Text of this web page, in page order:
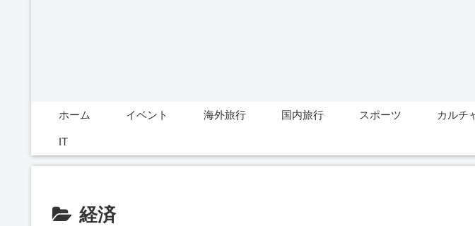
ホーム イベント 海外旅行 国内旅行 スポーツ カルチ
IT
経済